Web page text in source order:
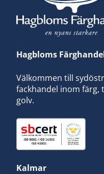
Hagbloms
Välkommen till
fackhandel inom färg,
golv.
Kalmar